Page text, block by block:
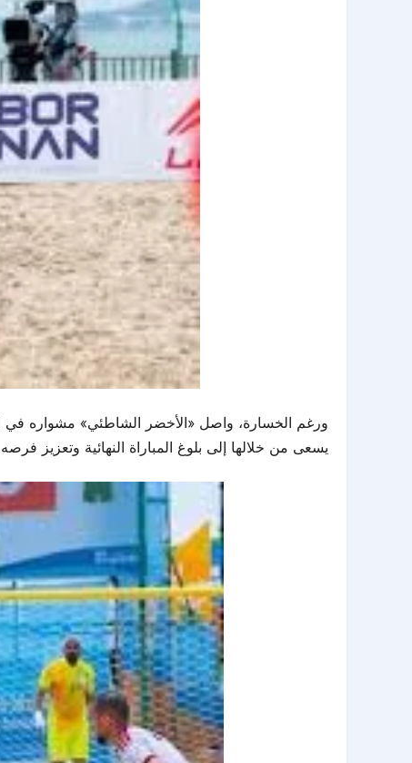
ورغم الخسارة، واصل «الأخضر الشاطئي» مشواره في
يسعى من خلالها إلى بلوغ المباراة النهائية وتعزيز